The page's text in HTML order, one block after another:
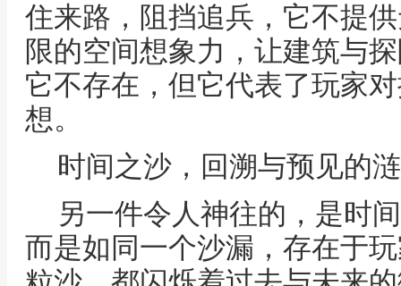
住来路，阻挡追兵，它不提
限的空间想象力，让建筑与
它不存在，但它代表了玩家
想。
时间之沙，回溯与预见的
另一件令人神往的，是时
而是如同一个沙漏，存在于